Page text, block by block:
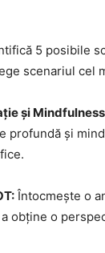
5 posibile
scenariul cel
și
profundă și
Întocmește o
obține o